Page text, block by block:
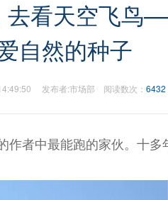
去看天空飞
自然的种子
发布者:市场部 阅读数次： 6432
者中最能跑的家伙。十多